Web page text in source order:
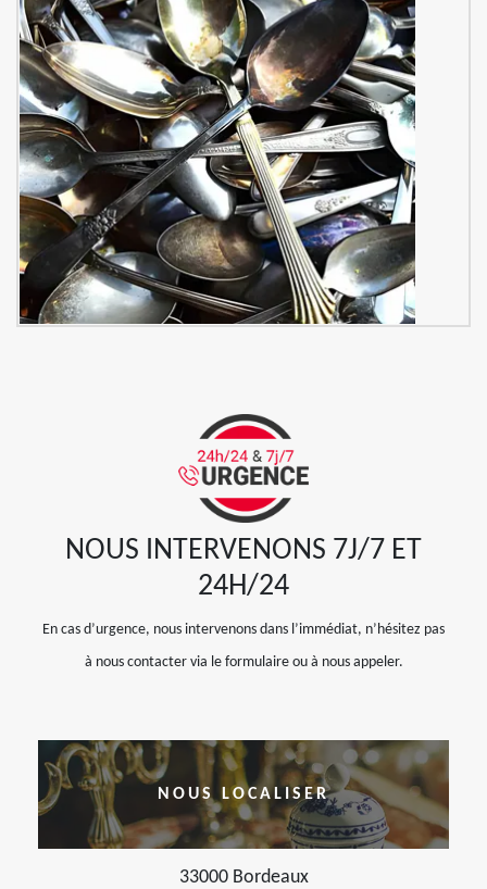
NOUS INTERVENONS 7J/7 ET
24H/24
En cas d’urgence, nous intervenons dans l’immédiat, n’hésitez pas
à nous contacter via le formulaire ou à nous appeler.
NOUS LOCALISER
33000 Bordeaux